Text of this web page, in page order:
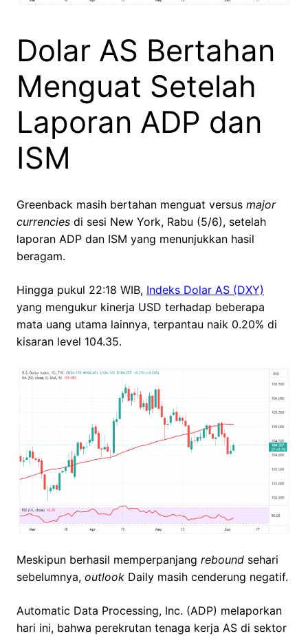
Dolar AS Bertahan
Menguat Setelah
Laporan ADP dan
ISM
Greenback masih bertahan menguat versus major
currencies di sesi New York, Rabu (5/6), setelah
laporan ADP dan ISM yang menunjukkan hasil
beragam.
Hingga pukul 22:18 WIB, Indeks Dolar AS (DXY)
yang mengukur kinerja USD terhadap beberapa
mata uang utama lainnya, terpantau naik 0.20% di
kisaran level 104.35.
Meskipun berhasil memperpanjang rebound sehari
sebelumnya, outlook Daily masih cenderung negatif.
Automatic Data Processing, Inc. (ADP) melaporkan
hari ini, bahwa perekrutan tenaga kerja AS di sektor